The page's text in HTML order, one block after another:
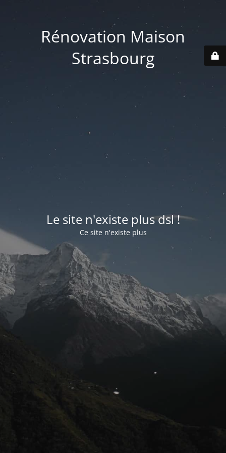
Rénovation Maison
Strasbourg
Le site n'existe plus dsl !
Ce site n'existe plus